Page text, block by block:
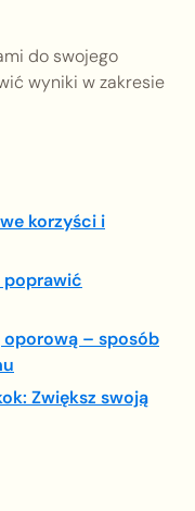
do swojego
wyniki w zakresie
korzyści i
poprawić
– sposób
Zwiększ swoją